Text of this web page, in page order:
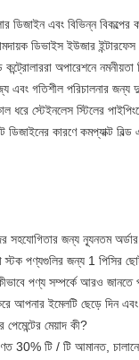
ডিজাইন এবং বিভিন্ন
ডিভাইস ইউজার
কন্ট্রোলাররা অপারেশনে নমনীয়তা
এবং গতিশীল পরিচালনার জন্য
ধরে স্টেইনলেস স্টিলের
ডিজাইনের কারণে কমপ্যাক্ট
সহযোগিতার জন্য ন্যূনতম অর্ডার
পণ্যগুলির জন্য 1 পিসির ছোট
পণ্য সম্পর্কে আরও জানতে
আপনার ইমেলটি ছেড়ে দিন
মেয়াদ কী?
30% টি / টি আমানত,